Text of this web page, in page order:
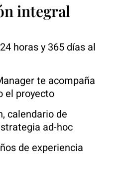
integral
horas y 365 días al
te acompaña
el proyecto
calendario de
ad-hoc
de experiencia